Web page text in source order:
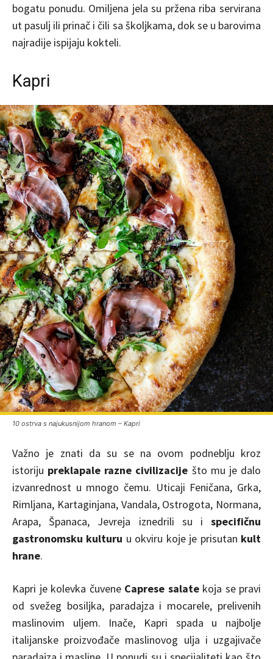
bogatu ponudu. Omiljena jela su pržena riba servirana
ut pasulj ili prinač i čili sa školjkama, dok se u barovima
najradije ispijaju kokteli.
Kapri
10 ostrva s najukusnijom hranom – Kapri
Važno je znati da su se na ovom podneblju kroz
istoriju preklapale razne civilizacije što mu je dalo
izvanrednost u mnogo čemu. Uticaji Feničana, Grka,
Rimljana, Kartaginjana, Vandala, Ostrogota, Normana,
Arapa, Španaca, Jevreja iznedrili su i specifičnu
gastronomsku kulturu u okviru koje je prisutan kult
hrane.
Kapri je kolevka čuvene Caprese salatekoja se pravi
od svežeg bosiljka, paradajza i mocarele, prelivenih
maslinovim uljem. Inače, Kapri spada u najbolje
italijanske proizvođače maslinovog ulja i uzgajivače